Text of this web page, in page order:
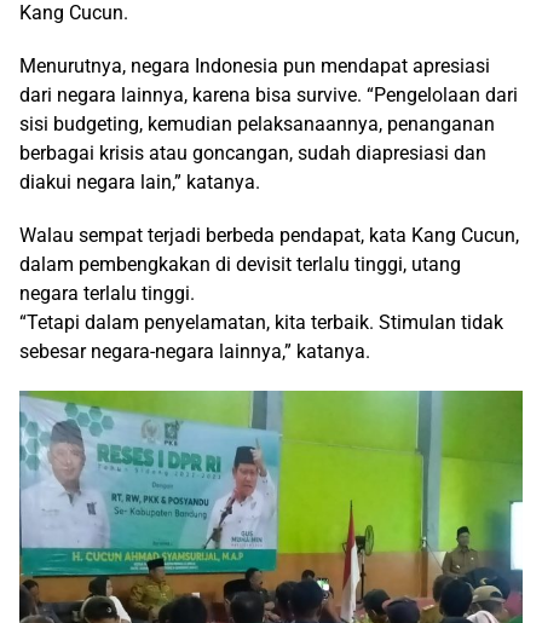
Kang Cucun.
Menurutnya, negara Indonesia pun mendapat apresiasi
dari negara lainnya, karena bisa survive. “Pengelolaan dari
sisi budgeting, kemudian pelaksanaannya, penanganan
berbagai krisis atau goncangan, sudah diapresiasi dan
diakui negara lain,” katanya.
Walau sempat terjadi berbeda pendapat, kata Kang Cucun,
dalam pembengkakan di devisit terlalu tinggi, utang
negara terlalu tinggi.
“Tetapi dalam penyelamatan, kita terbaik. Stimulan tidak
sebesar negara-negara lainnya,” katanya.